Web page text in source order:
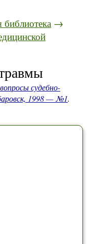
→
судебно-
1998 — №1.